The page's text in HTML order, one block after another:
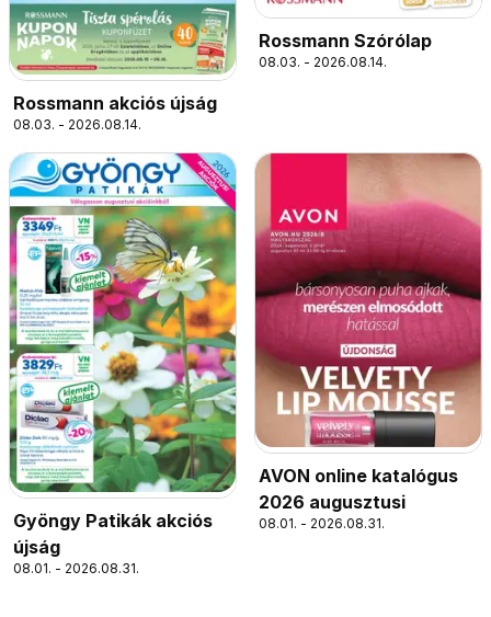
Rossmann akciós újság
08.03. - 2026.08.14.
Rossmann Szórólap
08.03. - 2026.08.14.
Gyöngy Patikák akciós
újság
08.01. - 2026.08.31.
AVON online katalógus
2026 augusztusi
08.01. - 2026.08.31.